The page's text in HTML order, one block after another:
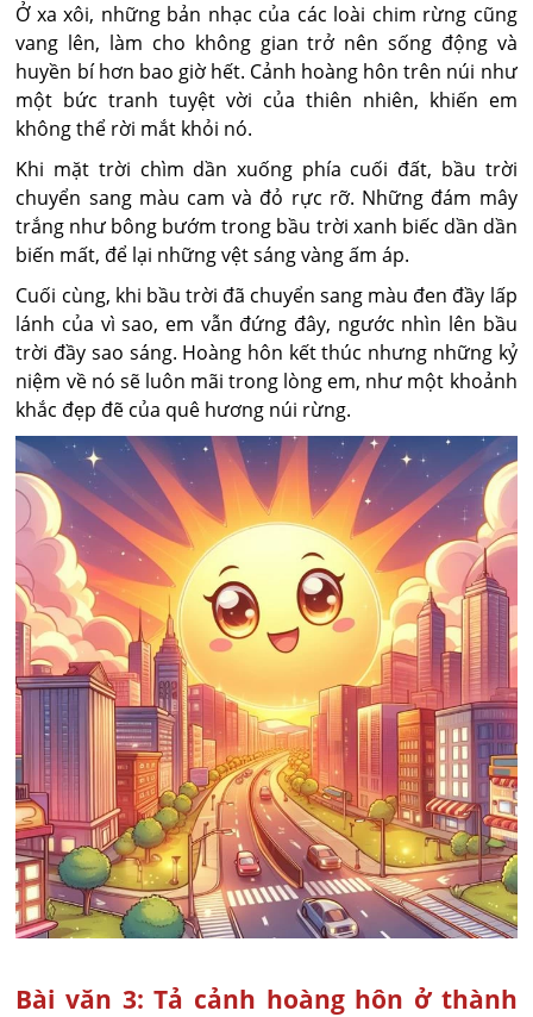
Ở xa xôi, những bản nhạc của các loài chim rừng cũng
vang lên, làm cho không gian trở nên sống động và
huyền bí hơn bao giờ hết. Cảnh hoàng hôn trên núi như
một bức tranh tuyệt vời của thiên nhiên, khiến em
không thể rời mắt khỏi nó.
Khi mặt trời chìm dần xuống phía cuối đất, bầu trời
chuyển sang màu cam và đỏ rực rỡ. Những đám mây
trắng như bông bướm trong bầu trời xanh biếc dần dần
biến mất, để lại những vệt sáng vàng ấm áp.
Cuối cùng, khi bầu trời đã chuyển sang màu đen đầy lấp
lánh của vì sao, em vẫn đứng đây, ngước nhìn lên bầu
trời đầy sao sáng. Hoàng hôn kết thúc nhưng những kỷ
niệm về nó sẽ luôn mãi trong lòng em, như một khoảnh
khắc đẹp đẽ của quê hương núi rừng.
Bài văn 3: Tả cảnh hoàng hôn ở thành